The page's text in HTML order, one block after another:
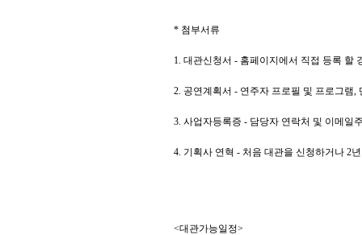
* 첨부서류
1. 대관신청서 - 홈페이지에서 직접 등록 할
2. 공연계획서 - 연주자 프로필 및 프로그램,
3. 사업자등록증 - 담당자 연락처 및 이메일
4. 기획사 연혁 - 처음 대관을 신청하거나 2
<대관가능일정>